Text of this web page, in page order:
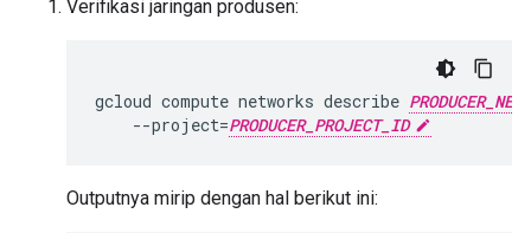
Verifikasi jaringan produsen:
gcloud compute networks describe
--project=PRODUCER_PROJECT_ID
Outputnya mirip dengan hal berikut ini: